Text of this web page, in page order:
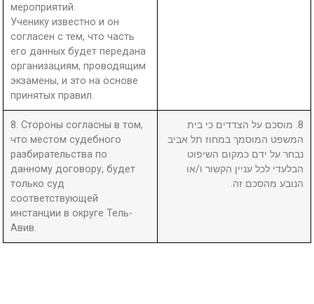
мероприятий.
Ученику известно и он
согласен с тем, что часть
его данных будет передана
организациям, проводящим
экзамены, и это на основе
принятых правил.
8. Стороны согласны в том,
что местом судебного
разбирательства по
данному договору, будет
только суд
соответствующей
инстанции в округе Тель-
Авив.
8. מוסכם על הצדדים כי בית
המשפט המוסמך במחוז תל אביב
נבחר על ידם כמקום השיפוט
הבלעדי לכל עניין הקשור ו/או
הנובע מהסכם זה.